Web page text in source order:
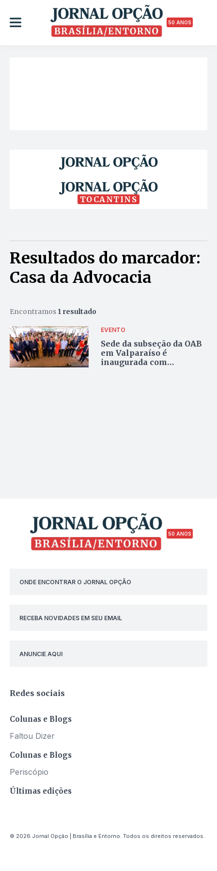
50 ANOS
TOCANTINS
Resultados do marcador:
Casa da Advocacia
Encontramos 1 resultado
EVENTO
Sede da subseção da OAB
em Valparaíso é
inaugurada com
50 ANOS
ONDE ENCONTRAR O JORNAL OPÇÃO
RECEBA NOVIDADES EM SEU EMAIL
ANUNCIE AQUI
Redes sociais
Colunas e Blogs
Faltou Dizer
Colunas e Blogs
Periscópio
Últimas edições
© 2026 Jornal Opção | Brasília e Entorno. Todos os direitos reservados.